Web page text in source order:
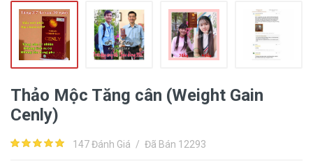
Thảo Mộc Tăng cân (Weight Gain
Cenly)
147 Đánh Giá / Đã Bán 12293